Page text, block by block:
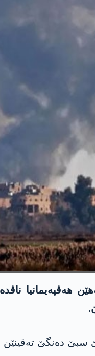
هەڤپەیمانیا
سبێ دەنگێ